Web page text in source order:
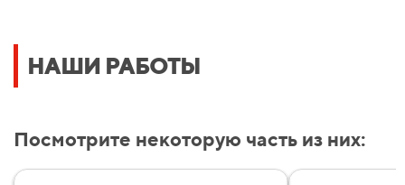
НАШИ РАБОТЫ
Посмотрите некоторую часть из них: